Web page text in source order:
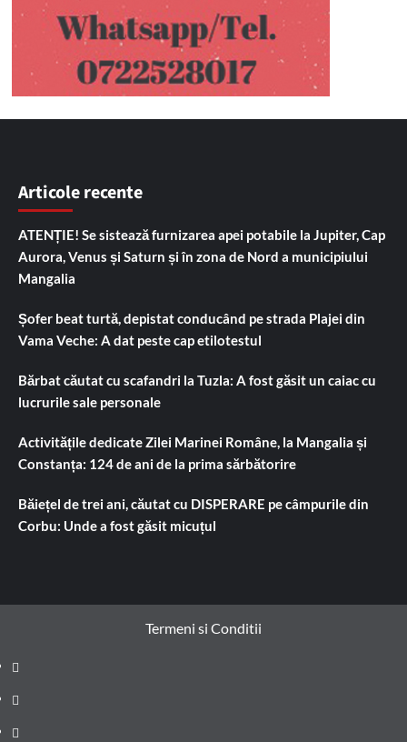
Articole recente
ATENȚIE! Se sistează furnizarea apei potabile la Jupiter, Cap
Aurora, Venus și Saturn și în zona de Nord a municipiului
Mangalia
Șofer beat turtă, depistat conducând pe strada Plajei din
Vama Veche: A dat peste cap etilotestul
Bărbat căutat cu scafandri la Tuzla: A fost găsit un caiac cu
lucrurile sale personale
Activitățile dedicate Zilei Marinei Române, la Mangalia și
Constanța: 124 de ani de la prima sărbătorire
Băiețel de trei ani, căutat cu DISPERARE pe câmpurile din
Corbu: Unde a fost găsit micuțul
Termeni si Conditii
Prima
pagină
Știri
de
Administrație